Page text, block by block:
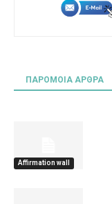
ΠΑΡΟΜΟΙΑ ΑΡΘΡΑ
Affirmation wall